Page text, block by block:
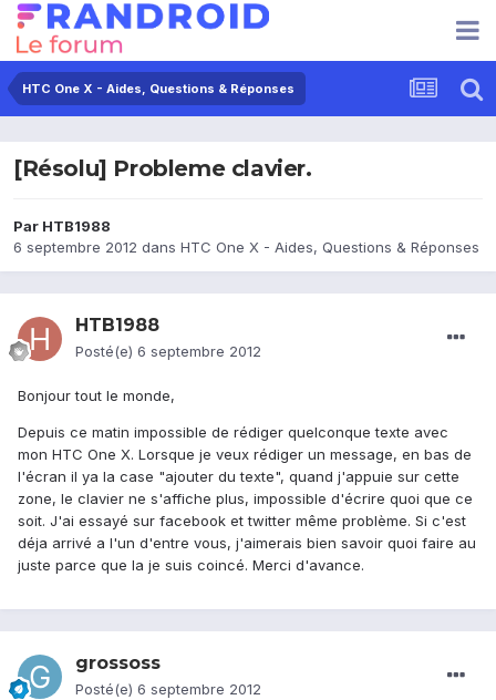
HTC One X - Aides, Questions & Réponses
[Résolu] Probleme clavier.
Par HTB1988
6 septembre 2012 dans HTC One X - Aides, Questions & Réponses
HTB1988
Posté(e) 6 septembre 2012
Bonjour tout le monde,
Depuis ce matin impossible de rédiger quelconque texte avec
mon HTC One X. Lorsque je veux rédiger un message, en bas de
l'écran il ya la case "ajouter du texte", quand j'appuie sur cette
zone, le clavier ne s'affiche plus, impossible d'écrire quoi que ce
soit. J'ai essayé sur facebook et twitter même problème. Si c'est
déja arrivé a l'un d'entre vous, j'aimerais bien savoir quoi faire au
juste parce que la je suis coincé. Merci d'avance.
grossoss
Posté(e) 6 septembre 2012